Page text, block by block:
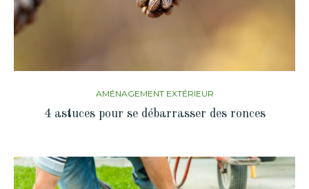
AMÉNAGEMENT EXTÉRIEUR
4 astuces pour se débarrasser des ronces